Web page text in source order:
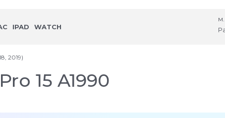
IPAD WATCH
2019)
15 A1990